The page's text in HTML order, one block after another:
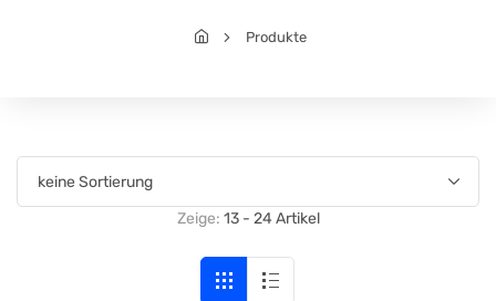
Produkte
Zeige: 13 - 24 Artikel